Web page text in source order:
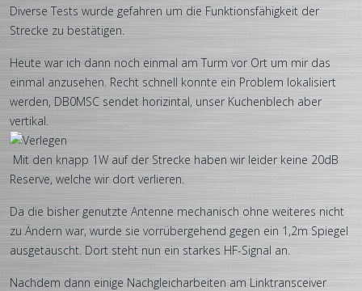
Diverse Tests wurde gefahren um die Funktionsfähigkeit der
Strecke zu bestätigen.
Heute war ich dann noch einmal am Turm vor Ort um mir das
einmal anzusehen. Recht schnell konnte ein Problem lokalisiert
werden, DB0MSC sendet horizintal, unser Kuchenblech aber
vertikal.
Mit den knapp 1W auf der Strecke haben wir leider keine 20dB
Reserve, welche wir dort verlieren.
Da die bisher genutzte Antenne mechanisch ohne weiteres nicht
zu Ändern war, wurde sie vorrübergehend gegen ein 1,2m Spiegel
ausgetauscht. Dort steht nun ein starkes HF-Signal an.
Nachdem dann einige Nachgleicharbeiten am Linktransceiver